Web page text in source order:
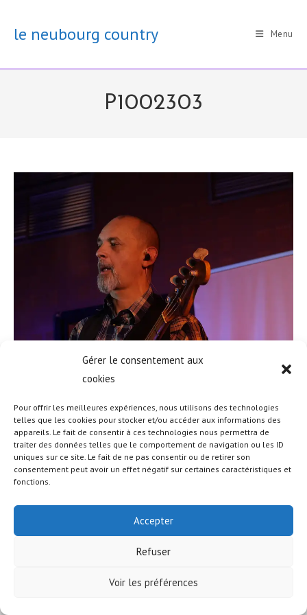
Gérer le consentement aux
cookies
Pour offrir les meilleures expériences, nous utilisons des technologies
telles que les cookies pour stocker et/ou accéder aux informations des
appareils. Le fait de consentir à ces technologies nous permettra de
traiter des données telles que le comportement de navigation ou les ID
uniques sur ce site. Le fait de ne pas consentir ou de retirer son
consentement peut avoir un effet négatif sur certaines caractéristiques et
fonctions.
Accepter
Refuser
Voir les préférences
contentle neubourg country Menu
P1002303
© COPYRIGHT - OCEANWP THEME BY NICK